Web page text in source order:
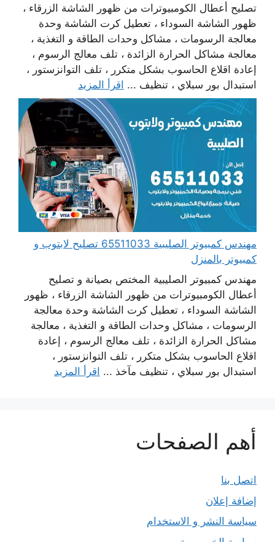
تصليح أعطال الكومبيوترات من ظهور الشاشة الزرقاء ،
ظهور الشاشة السوداء ، تعطيل كرت الشاشة وحدة
معالجة الرسومات ، مشاكل وحدات الطاقة و التغذية ،
معالجة مشاكل الحرارة الزائدة ، تلف معالج الرسوم ،
إعادة اقلاع الحاسوب بشكل متكرر ، تلف التوانزستور ،
استبدال بور سبلاي ، تنظيف ... اقرأ المزيد
مهندس كمبيوتر الصليبية 65511033 تصليح لابتوب و
كمبيوتر بالمنزل
مهندس كمبيوتر الصليبية المختص بصيانة و تصليح
أعطال الكومبيوترات من ظهور الشاشة الزرقاء ، ظهور
الشاشة السوداء ، تعطيل كرت الشاشة وحدة معالجة
الرسومات ، مشاكل وحدات الطاقة و التغذية ، معالجة
مشاكل الحرارة الزائدة ، تلف معالج الرسوم ، إعادة
اقلاع الحاسوب بشكل متكرر ، تلف التوانزستور ،
استبدال بور سبلاي ، تنظيف مآخذ ... اقرأ المزيد
أهم الصفحات
اتصل بنا
إضافة إعلان
سياسة النشر و الاستخدام